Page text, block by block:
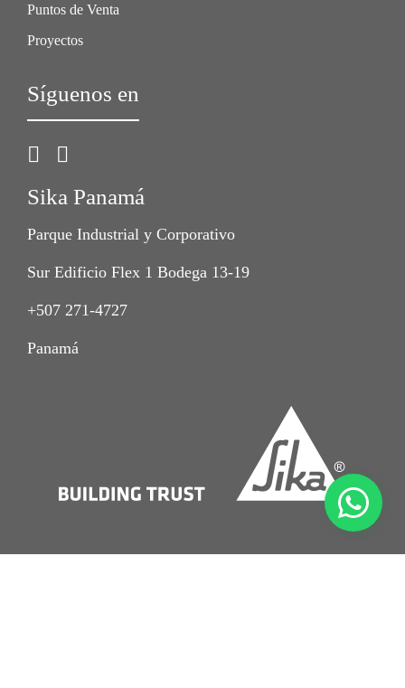
Puntos de Venta
Proyectos
Síguenos en
Sika Panamá
Parque Industrial y Corporativo
Sur Edificio Flex 1 Bodega 13-19
+507 271-4727
Panamá